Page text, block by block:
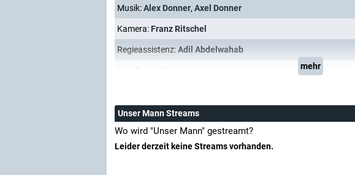
Musik:Alex Donner, Axel Donner
Kamera: Franz Ritschel
Regieassistenz:Adil Abdelwahab
mehr
Unser Mann Streams
Wo wird "Unser Mann" gestreamt?
Leider derzeit keine Streams vorhanden.